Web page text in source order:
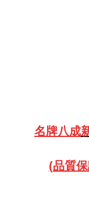
名牌八成
(品質